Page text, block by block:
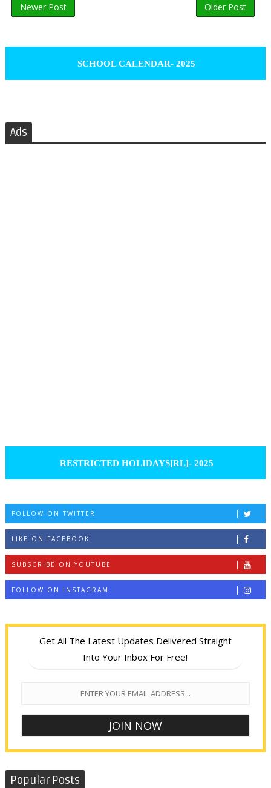
Newer Post Older Post
SCHOOL CALENDAR- 2025
Ads
RESTRICTED HOLIDAYS[RL]- 2025
FOLLOW ON TWITTER
LIKE ON FACEBOOK
SUBSCRIBE ON YOUTUBE
FOLLOW ON INSTAGRAM
Get All The Latest Updates Delivered Straight
Into Your Inbox For Free!
Popular Posts